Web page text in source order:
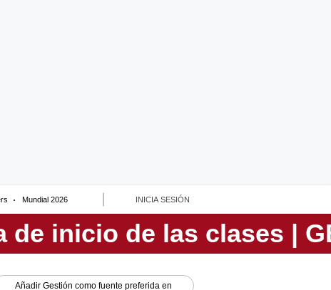
Mundial 2026 INICIA SESIÓN
Añadir Gestión como fuente preferida en